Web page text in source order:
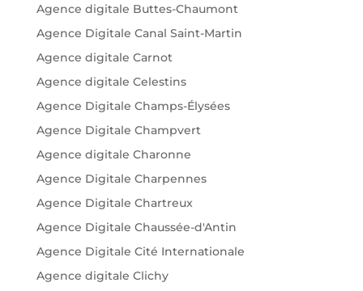
Agence digitale Buttes-Chaumont
Agence Digitale Canal Saint-Martin
Agence digitale Carnot
Agence digitale Celestins
Agence Digitale Champs-Élysées
Agence Digitale Champvert
Agence digitale Charonne
Agence Digitale Charpennes
Agence Digitale Chartreux
Agence Digitale Chaussée-d'Antin
Agence Digitale Cité Internationale
Agence digitale Clichy